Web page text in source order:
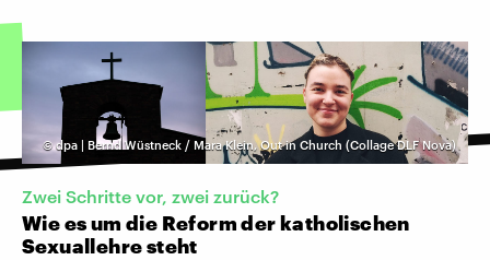
©dpa | Bernd Wüstneck / Mara Klein, Out in Church (Collage DLF Nova)
Zwei Schritte vor, zwei zurück?
Wie es um die Reform der katholischen
Sexuallehre steht